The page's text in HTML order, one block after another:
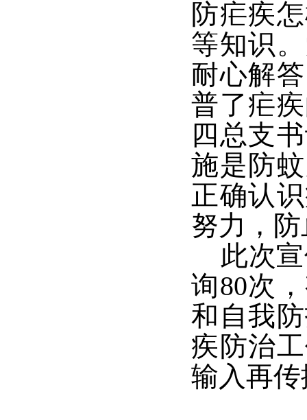
防疟疾
等知识
耐心解
普了疟
四总支
施是防
正确认
努力，
此次
询80次 ，
和自我
疾防治
输入再